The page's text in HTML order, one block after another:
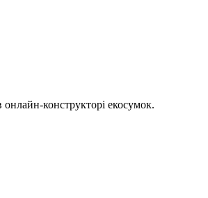
конструкторі екосумок.